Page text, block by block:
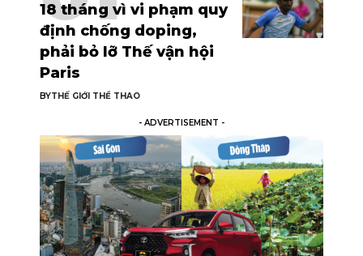
18 tháng vì vi phạm quy
định chống doping,
phải bỏ lỡ Thế vận hội
Paris
BYTHẾ GIỚI THỂ THAO
- ADVERTISEMENT -